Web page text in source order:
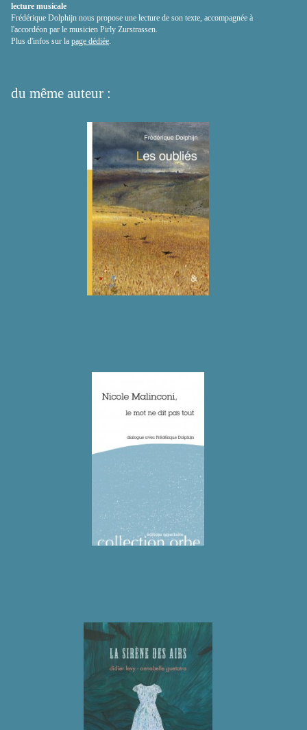
lecture musicale
Frédérique Dolphijn nous propose une lecture de son texte, accompagnée à
l'accordéon par le musicien Pirly Zurstrassen.
Plus d'infos sur la page dédiée
du même auteur :